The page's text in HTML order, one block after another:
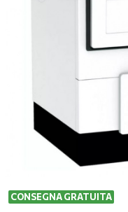
CONSEGNA GRATUITA